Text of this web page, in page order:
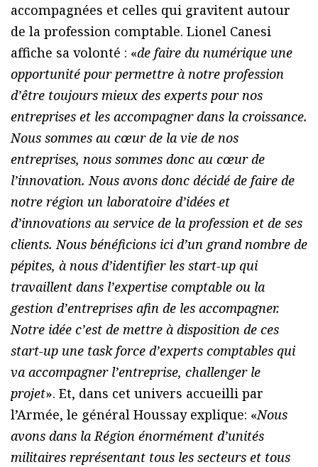
accompagnées et celles qui gravitent autour
de la profession comptable. Lionel Canesi
affiche sa volonté : «de faire du numérique une
opportunité pour permettre à notre profession
d’être toujours mieux des experts pour nos
entreprises et les accompagner dans la croissance.
Nous sommes au cœur de la vie de nos
entreprises, nous sommes donc au cœur de
l’innovation. Nous avons donc décidé de faire de
notre région un laboratoire d’idées et
d’innovations au service de la profession et de ses
clients. Nous bénéficions ici d’un grand nombre de
pépites, à nous d’identifier les start-up qui
travaillent dans l’expertise comptable ou la
gestion d’entreprises afin de les accompagner.
Notre idée c’est de mettre à disposition de ces
start-up une task force d’experts comptables qui
va accompagner l’entreprise, challenger le
projet». Et, dans cet univers accueilli par
l’Armée, le général Houssay explique: «Nous
avons dans la Région énormément d’unités
militaires représentant tous les secteurs et tous